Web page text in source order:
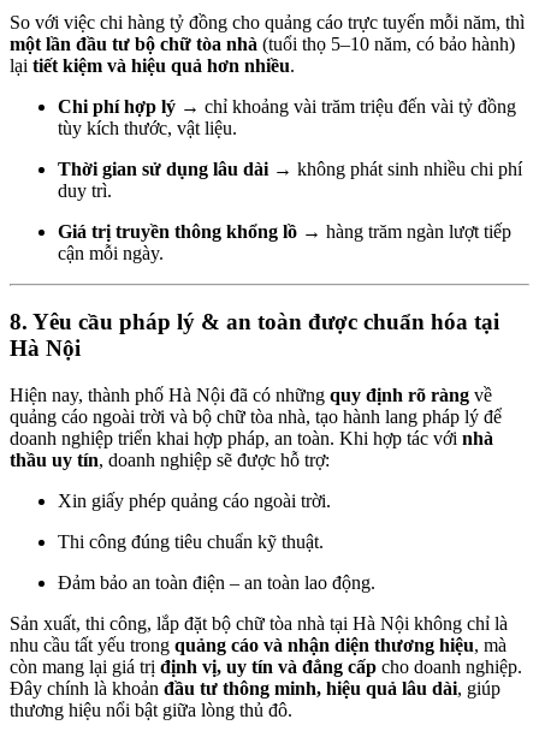
So với việc chi hàng tỷ đồng cho quảng cáo trực tuyến mỗi năm, thì
một lần đầu tư bộ chữ tòa nhà (tuổi thọ 5–10 năm, có bảo hành)
lại tiết kiệm và hiệu quả hơn nhiều.
Chi phí hợp lý → chỉ khoảng vài trăm triệu đến vài tỷ đồng
tùy kích thước, vật liệu.
Thời gian sử dụng lâu dài→ không phát sinh nhiều chi phí
duy trì.
Giá trị truyền thông khổng lồ → hàng trăm ngàn lượt tiếp
cận mỗi ngày.
8. Yêu cầu pháp lý & an toàn được chuẩn hóa tại
Hà Nội
Hiện nay, thành phố Hà Nội đã có những quy định rõ ràng về
quảng cáo ngoài trời và bộ chữ tòa nhà, tạo hành lang pháp lý để
doanh nghiệp triển khai hợp pháp, an toàn. Khi hợp tác với nhà
thầu uy tín, doanh nghiệp sẽ được hỗ trợ:
Xin giấy phép quảng cáo ngoài trời.
Thi công đúng tiêu chuẩn kỹ thuật.
Đảm bảo an toàn điện – an toàn lao động.
Sản xuất, thi công, lắp đặt bộ chữ tòa nhà tại Hà Nội không chỉ là
nhu cầu tất yếu trong quảng cáo và nhận diện thương hiệu, mà
còn mang lại giá trị định vị, uy tín và đẳng cấp cho doanh nghiệp.
Đây chính là khoản đầu tư thông minh, hiệu quả lâu dài, giúp
thương hiệu nổi bật giữa lòng thủ đô.